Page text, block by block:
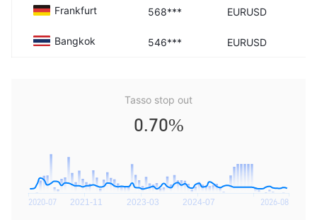
Frankfurt 568*** EURUSD
Bangkok 546*** EURUSD
Tasso stop out
0.70%